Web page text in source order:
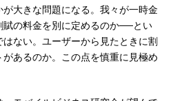
大きな問題になる。我々が一時金
賦の料金を別に定めるのか──とい
ない。ユーザーから見たときに割
あるのか。この点を慎重に見極め